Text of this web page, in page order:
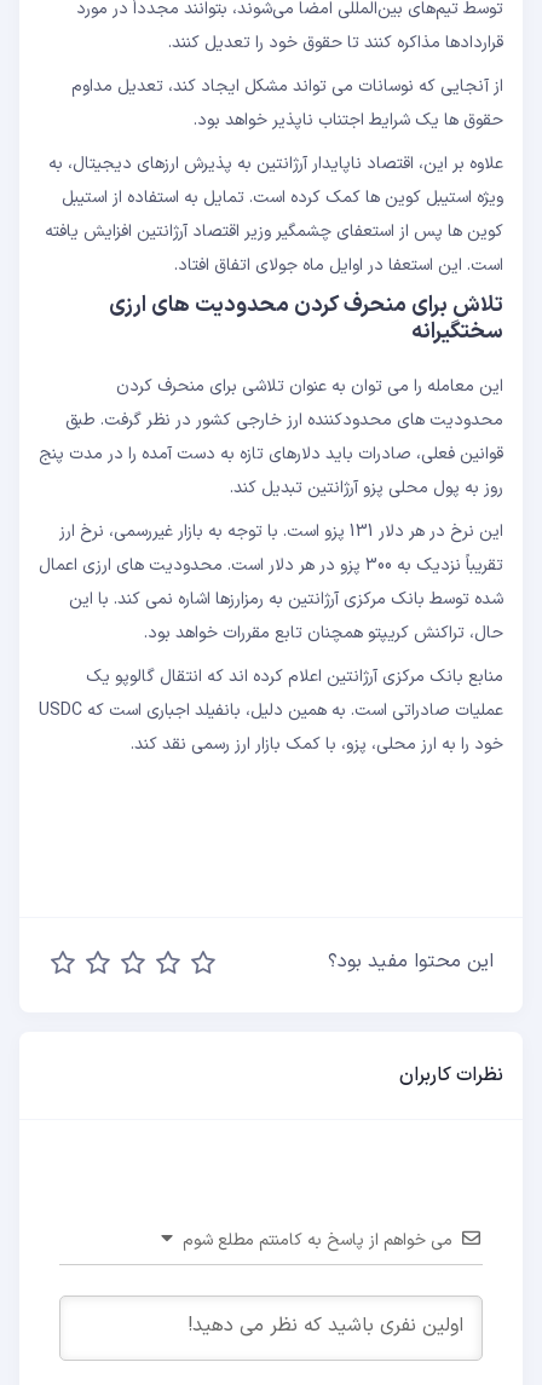
توسط تیم‌های بین‌المللی امضا می‌شوند، بتوانند مجدداً در مورد
قراردادها مذاکره کنند تا حقوق خود را تعدیل کنند.
از آنجایی که نوسانات می تواند مشکل ایجاد کند، تعدیل مداوم
حقوق ها یک شرایط اجتناب ناپذیر خواهد بود.
علاوه بر این، اقتصاد ناپایدار آرژانتین به پذیرش ارزهای دیجیتال، به
ویژه استیبل کوین ها کمک کرده است. تمایل به استفاده از استیبل
کوین ها پس از استعفای چشمگیر وزیر اقتصاد آرژانتین افزایش یافته
است. این استعفا در اوایل ماه جولای اتفاق افتاد.
تلاش برای منحرف کردن محدودیت های ارزی
سختگیرانه
این معامله را می توان به عنوان تلاشی برای منحرف کردن
محدودیت های محدودکننده ارز خارجی کشور در نظر گرفت. طبق
قوانین فعلی، صادرات باید دلارهای تازه به دست آمده را در مدت پنج
روز به پول محلی پزو آرژانتین تبدیل کند.
این نرخ در هر دلار 131 پزو است. با توجه به بازار غیررسمی، نرخ ارز
تقریباً نزدیک به 300 پزو در هر دلار است. محدودیت های ارزی اعمال
شده توسط بانک مرکزی آرژانتین به رمزارزها اشاره نمی کند. با این
حال، تراکنش کریپتو همچنان تابع مقررات خواهد بود.
منابع بانک مرکزی آرژانتین اعلام کرده اند که انتقال گالوپو یک
عملیات صادراتی است. به همین دلیل، بانفیلد اجباری است که USDC
خود را به ارز محلی، پزو، با کمک بازار ارز رسمی نقد کند.
این محتوا مفید بود؟
نظرات کاربران
می خواهم از پاسخ به کامنتم مطلع شوم